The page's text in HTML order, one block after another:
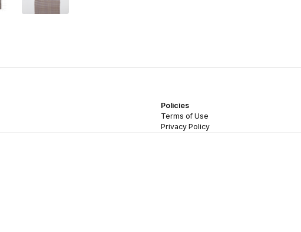
Policies
Terms of Use
Privacy Policy